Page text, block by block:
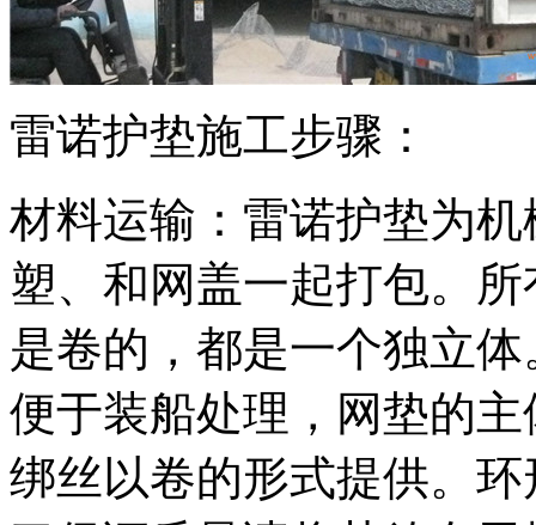
雷诺护垫施工步骤：
材料运输：雷诺护垫为
塑、和网盖一起打包。
是卷的，都是一个独立
便于装船处理，网垫的
绑丝以卷的形式提供。